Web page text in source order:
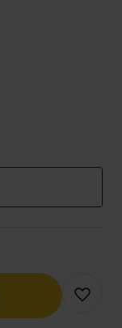
Ajouter à